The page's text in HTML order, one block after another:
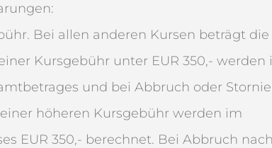
Bei allen anderen Kursen beträgt die
Kursgebühr unter EUR 350,- werden
und bei Abbruch oder
höheren Kursgebühr werden im
EUR 350,- berechnet. Bei Abbruch nach